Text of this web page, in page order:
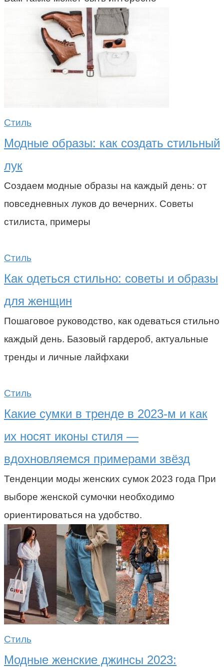
Стиль
Модные образы: как создать стильный
лук
Создаем модные образы на каждый день: от
повседневных луков до вечерних. Советы
стилиста, примеры
Стиль
Как одеться стильно: советы и образы
для женщин
Пошаговое руководство, как одеваться стильно
каждый день. Базовый гардероб, актуальные
тренды и личные лайфхаки
Стиль
Какие сумки в тренде в 2023-м и как
их носят иконы стиля —
вдохновляемся примерами звёзд
Тенденции моды женских сумок 2023 года При
выборе женской сумочки необходимо
ориентироваться на удобство.
Стиль
Модные женские джинсы 2023: